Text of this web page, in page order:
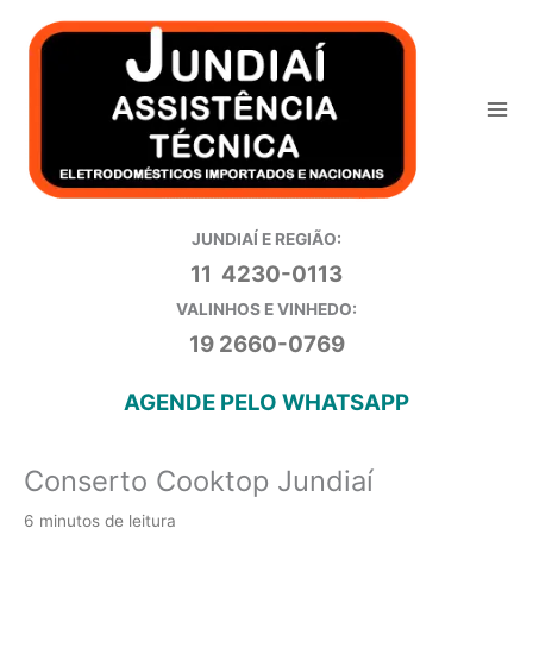
para
JUNDIAÍ E REGIÃO:
11 4230-0113
VALINHOS E VINHEDO:
19 2660-0769
AGENDE PELO WHATSAPP
Conserto Cooktop Jundiaí
6 minutos de leitura